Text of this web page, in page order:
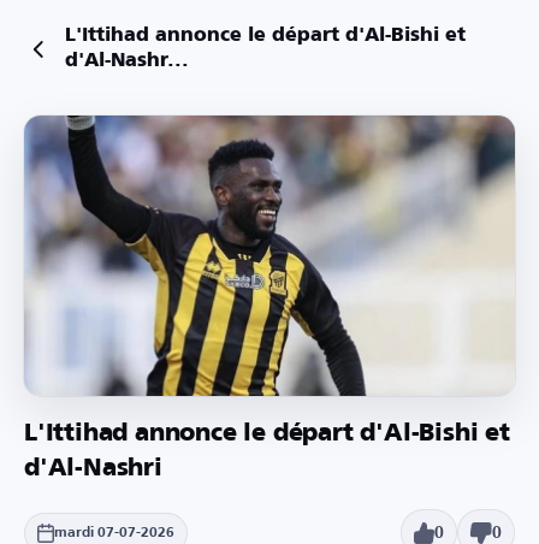
L'Ittihad annonce le départ d'Al-Bishi et
d'Al-Nashr...
L'Ittihad annonce le départ d'Al-Bishi et
d'Al-Nashri
mardi 07-07-2026 0 0